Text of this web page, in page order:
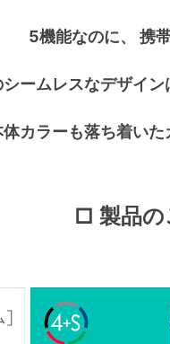
5機能なのに、 携
ームレスなデザイ
カラーも落ち着いた
□ 製品